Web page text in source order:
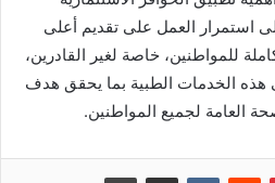
العمل على تقديم أعلى
للمواطنين، خاصة لغير القادرين،
هذه الخدمات الطبية بما يحقق هدف
العامة لجميع المواطنين.